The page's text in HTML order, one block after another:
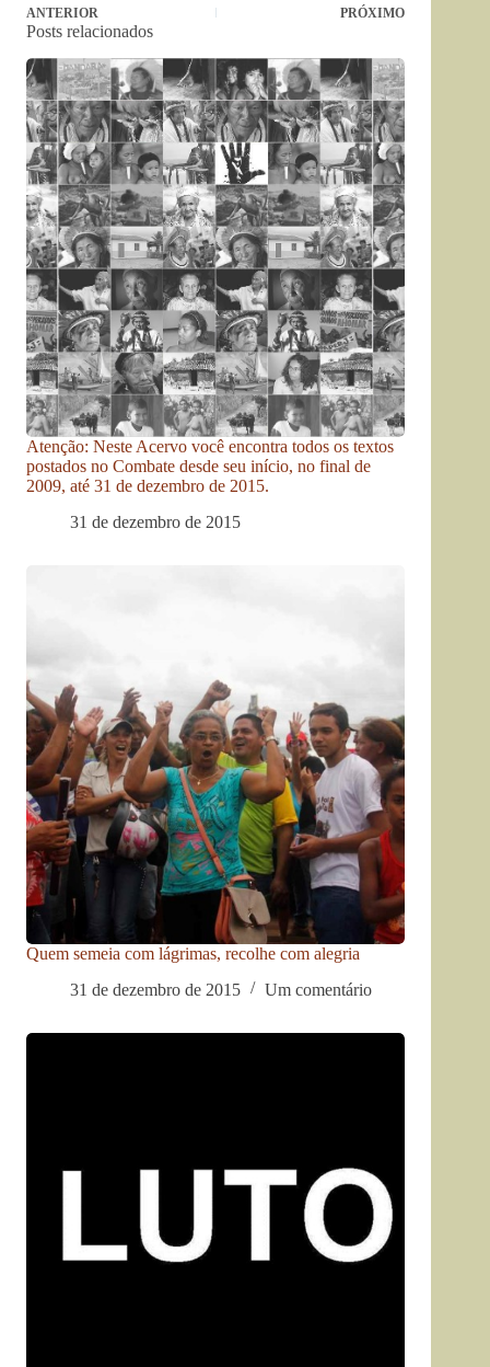
ANTERIOR PRÓXIMO
Posts relacionados
Atenção: Neste Acervo você encontra todos os textos
postados no Combate desde seu início, no final de
2009, até 31 de dezembro de 2015.
31 de dezembro de 2015
Quem semeia com lágrimas, recolhe com alegria
31 de dezembro de 2015
Um comentário